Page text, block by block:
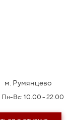
м. Румянцево
Пн-Вс: 10.00 - 22.00